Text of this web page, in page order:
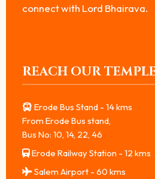
connect with Lord Bhairava.
REACH OUR
Erode Bus Stand - 14 kms
From Erode Bus stand,
Bus No: 10, 14, 22, 46
Erode Railway Station - 12 kms
Salem Airport - 60 kms